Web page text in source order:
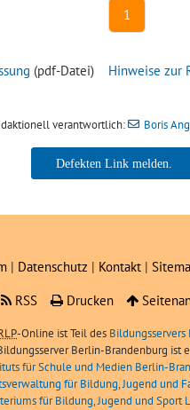
1
(pdf-Datei) Hinweise zur
verantwortlich: Boris
Boris Angerer, LIBRA
| Datenschutz | Kontakt |
RSS
Drucken
-Online ist Teil des
Berlin-Brandenburg ist
für Schule und Medien Berlin-
für Bildung, Jugend und
für Bildung, Jugend und Sport